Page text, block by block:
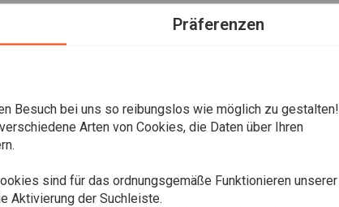
Präferenzen
Besuch bei uns so reibungslos wie möglich zu gestalten!
Arten von Cookies, die Daten über Ihren
sind für das ordnungsgemäße Funktionieren unserer
Aktivierung der Suchleiste.